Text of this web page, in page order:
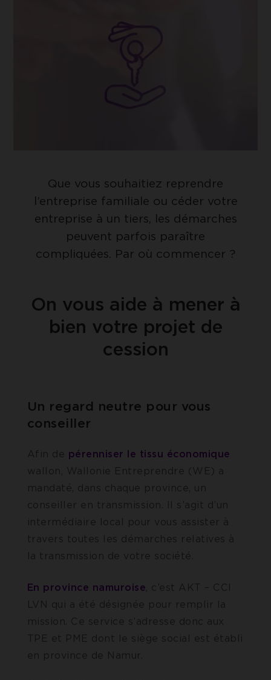
Que vous souhaitiez reprendre
l’entreprise familiale ou céder votre
entreprise à un tiers, les démarches
peuvent parfois paraître
compliquées. Par où commencer ?
On vous aide à mener à
bien votre projet de
cession
Un regard neutre pour vous
conseiller
Afin de pérenniser le tissu économique
wallon, Wallonie Entreprendre (WE) a
mandaté, dans chaque province, un
conseiller en transmission. Il s’agit d’un
intermédiaire local pour vous assister à
travers toutes les démarches relatives à
la transmission de votre société.
En province namuroise , c’est AKT – CCI
LVN qui a été désignée pour remplir la
mission. Ce service s’adresse donc aux
TPE et PME dont le siège social est établi
en province de Namur.